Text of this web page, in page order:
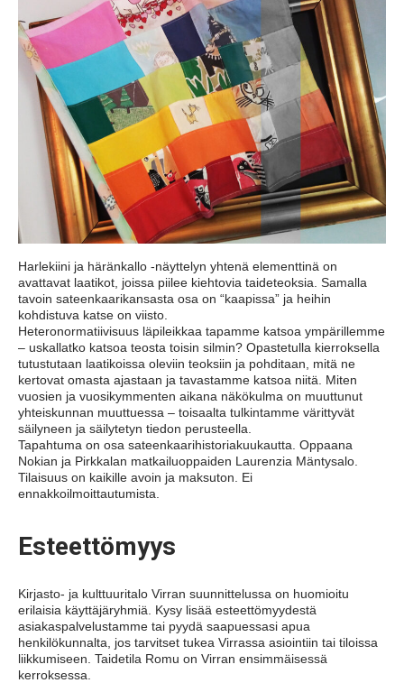
Harlekiini ja häränkallo -näyttelyn yhtenä elementtinä on
avattavat laatikot, joissa piilee kiehtovia taideteoksia. Samalla
tavoin sateenkaarikansasta osa on “kaapissa” ja heihin
kohdistuva katse on viisto.
Heteronormatiivisuus läpileikkaa tapamme katsoa ympärillemme
– uskallatko katsoa teosta toisin silmin? Opastetulla kierroksella
tutustutaan laatikoissa oleviin teoksiin ja pohditaan, mitä ne
kertovat omasta ajastaan ja tavastamme katsoa niitä. Miten
vuosien ja vuosikymmenten aikana näkökulma on muuttunut
yhteiskunnan muuttuessa – toisaalta tulkintamme värittyvät
säilyneen ja säilytetyn tiedon perusteella.
Tapahtuma on osa sateenkaarihistoriakuukautta. Oppaana
Nokian ja Pirkkalan matkailuoppaiden Laurenzia Mäntysalo.
Tilaisuus on kaikille avoin ja maksuton. Ei
ennakkoilmoittautumista.
Esteettömyys
Kirjasto- ja kulttuuritalo Virran suunnittelussa on huomioitu
erilaisia käyttäjäryhmiä. Kysy lisää esteettömyydestä
asiakaspalvelustamme tai pyydä saapuessasi apua
henkilökunnalta, jos tarvitset tukea Virrassa asiointiin tai tiloissa
liikkumiseen. Taidetila Romu on Virran ensimmäisessä
kerroksessa.